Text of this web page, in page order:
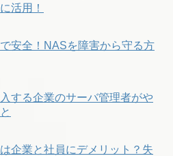
活用！
安全！NASを障害から守る方
する企業のサーバ管理者がや
企業と社員にデメリット？失